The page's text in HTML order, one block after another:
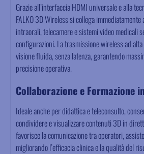
Grazie all’interfaccia HDMI universale e alla
FALKO 3D Wireless si collega
intraorali, telecamere e sistemi video medicali
configurazioni. La trasmissione wireless ad
visione fluida, senza latenza, garantendo
precisione operativa.
Collaborazione e Formazione
Ideale anche per didattica e teleconsulto,
condividere e visualizzare contenuti 3D in
favorisce la comunicazione tra operatori,
migliorando l’efficacia clinica e la qualità del